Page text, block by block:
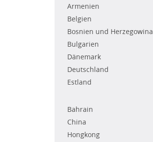
Armenien
Belgien
Bosnien und Herzegowina
Bulgarien
Dänemark
Deutschland
Estland
Bahrain
China
Hongkong